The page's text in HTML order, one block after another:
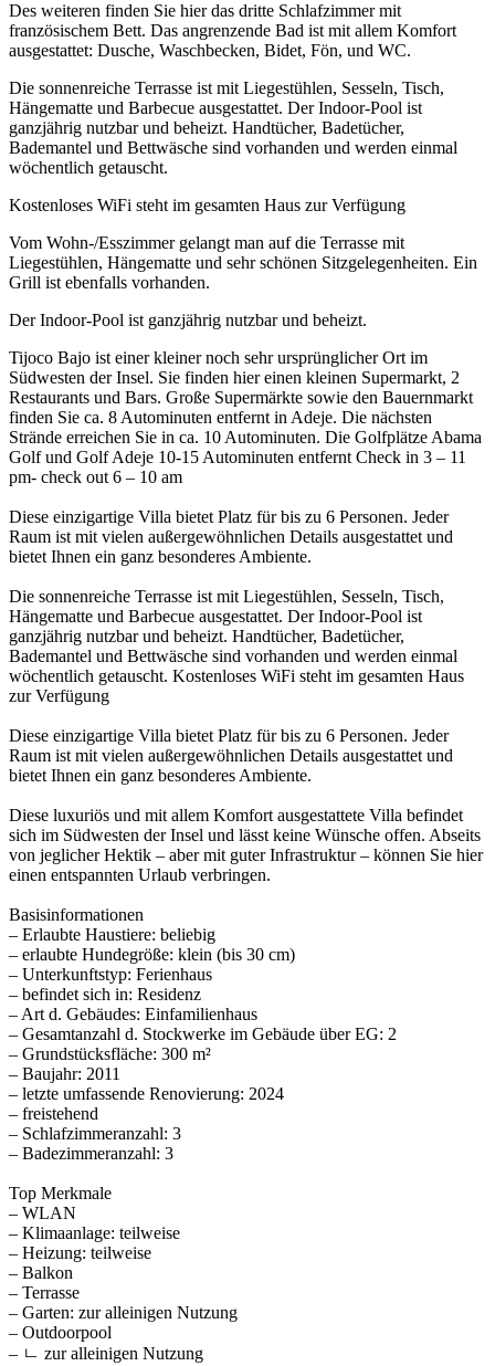
Des weiteren finden Sie hier das dritte Schlafzimmer mit
französischem Bett. Das angrenzende Bad ist mit allem Komfort
ausgestattet: Dusche, Waschbecken, Bidet, Fön, und WC.
Die sonnenreiche Terrasse ist mit Liegestühlen, Sesseln, Tisch,
Hängematte und Barbecue ausgestattet. Der Indoor-Pool ist
ganzjährig nutzbar und beheizt. Handtücher, Badetücher,
Bademantel und Bettwäsche sind vorhanden und werden einmal
wöchentlich getauscht.
Kostenloses WiFi steht im gesamten Haus zur Verfügung
Vom Wohn-/Esszimmer gelangt man auf die Terrasse mit
Liegestühlen, Hängematte und sehr schönen Sitzgelegenheiten. Ein
Grill ist ebenfalls vorhanden.
Der Indoor-Pool ist ganzjährig nutzbar und beheizt.
Tijoco Bajo ist einer kleiner noch sehr ursprünglicher Ort im
Südwesten der Insel. Sie finden hier einen kleinen Supermarkt, 2
Restaurants und Bars. Große Supermärkte sowie den Bauernmarkt
finden Sie ca. 8 Autominuten entfernt in Adeje. Die nächsten
Strände erreichen Sie in ca. 10 Autominuten. Die Golfplätze Abama
Golf und Golf Adeje 10-15 Autominuten entfernt Check in 3 – 11
pm- check out 6 – 10 am
Diese einzigartige Villa bietet Platz für bis zu 6 Personen. Jeder
Raum ist mit vielen außergewöhnlichen Details ausgestattet und
bietet Ihnen ein ganz besonderes Ambiente.
Die sonnenreiche Terrasse ist mit Liegestühlen, Sesseln, Tisch,
Hängematte und Barbecue ausgestattet. Der Indoor-Pool ist
ganzjährig nutzbar und beheizt. Handtücher, Badetücher,
Bademantel und Bettwäsche sind vorhanden und werden einmal
wöchentlich getauscht. Kostenloses WiFi steht im gesamten Haus
zur Verfügung
Diese einzigartige Villa bietet Platz für bis zu 6 Personen. Jeder
Raum ist mit vielen außergewöhnlichen Details ausgestattet und
bietet Ihnen ein ganz besonderes Ambiente.
Diese luxuriös und mit allem Komfort ausgestattete Villa befindet
sich im Südwesten der Insel und lässt keine Wünsche offen. Abseits
von jeglicher Hektik – aber mit guter Infrastruktur – können Sie hier
einen entspannten Urlaub verbringen.
Basisinformationen
– Erlaubte Haustiere: beliebig
– erlaubte Hundegröße: klein (bis 30 cm)
– Unterkunftstyp: Ferienhaus
– befindet sich in: Residenz
– Art d. Gebäudes: Einfamilienhaus
– Gesamtanzahl d. Stockwerke im Gebäude über EG: 2
– Grundstücksfläche: 300 m²
– Baujahr: 2011
– letzte umfassende Renovierung: 2024
– freistehend
– Schlafzimmeranzahl: 3
– Badezimmeranzahl: 3
Top Merkmale
– WLAN
– Klimaanlage: teilweise
– Heizung: teilweise
– Balkon
– Terrasse
– Garten: zur alleinigen Nutzung
– Outdoorpool
– ㄴ zur alleinigen Nutzung